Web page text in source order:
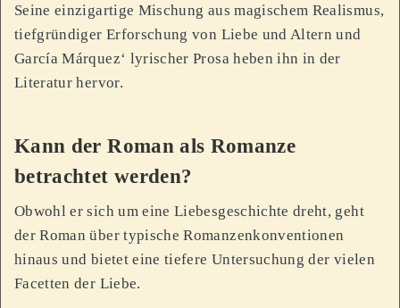
Seine einzigartige Mischung aus magischem Realismus,
tiefgründiger Erforschung von Liebe und Altern und
García Márquez‘ lyrischer Prosa heben ihn in der
Literatur hervor.
Kann der Roman als Romanze
betrachtet werden?
Obwohl er sich um eine Liebesgeschichte dreht, geht
der Roman über typische Romanzenkonventionen
hinaus und bietet eine tiefere Untersuchung der vielen
Facetten der Liebe.